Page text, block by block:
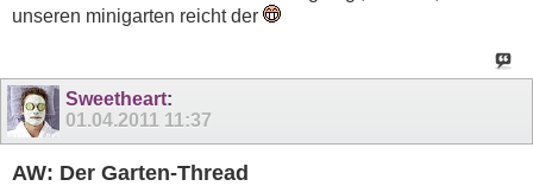
unseren minigarten reicht der
Sweetheart:
01.04.2011 11:37
AW: Der Garten-Thread